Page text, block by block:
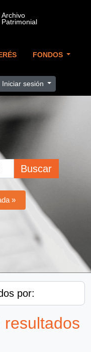
FONDOS
Iniciar sesión
Buscar
»
por:
resultados